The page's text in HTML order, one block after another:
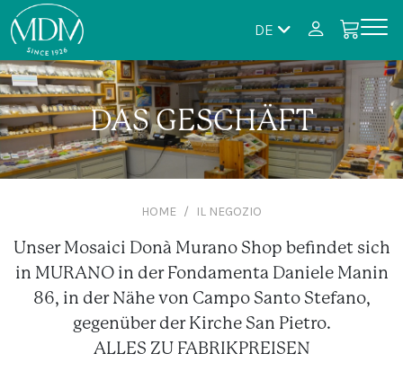
DE
DAS GESCHÄFT
HOME IL NEGOZIO
Unser Mosaici Donà Murano Shop befindet sich
in MURANO in der Fondamenta Daniele Manin
86, in der Nähe von Campo Santo Stefano,
gegenüber der Kirche San Pietro.
ALLES ZU FABRIKPREISEN